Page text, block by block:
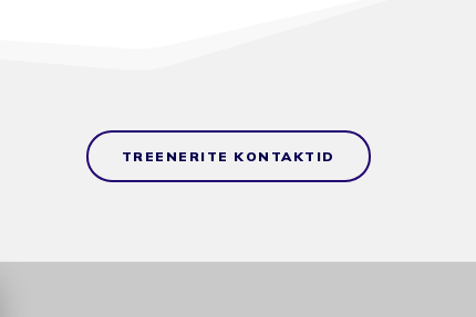
TREENERITE KONTAKTID